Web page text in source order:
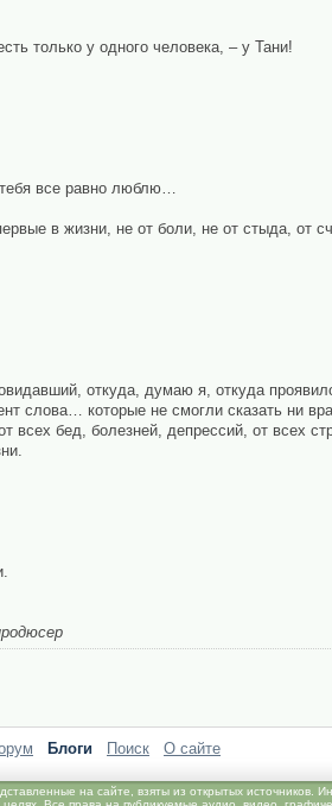
только у одного человека, – у Тани!
все равно люблю…
в жизни, не от боли, не от стыда, от
откуда, думаю я, откуда
которые не смогли сказать ни
всех бед, болезней, депрессий, от всех
Блоги Поиск О сайте
на сайте, взяты из открытых источников.